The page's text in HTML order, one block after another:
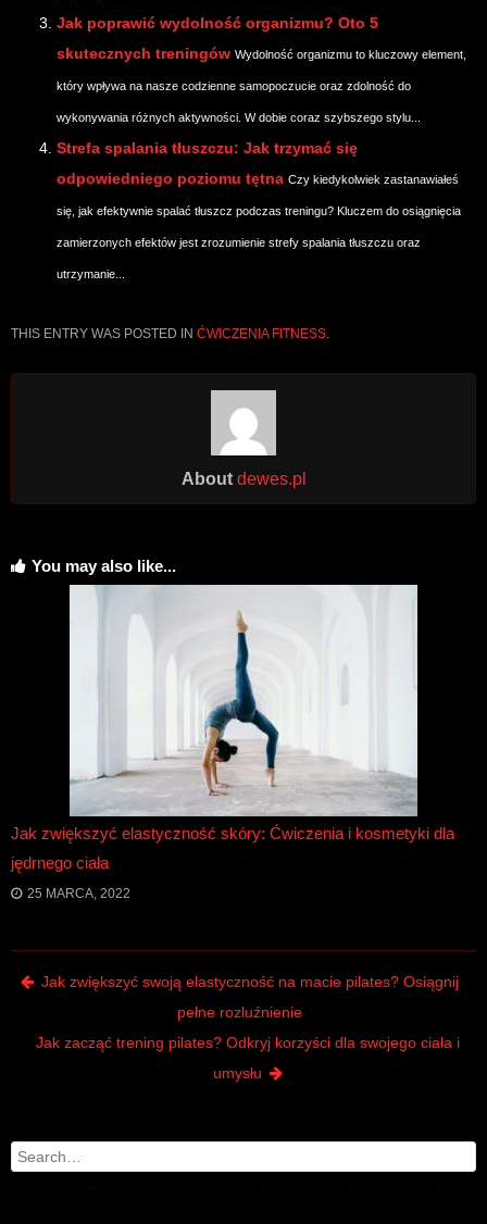
Search
Jak poprawić wydolność organizmu? Oto 5
skutecznych treningów Wydolność organizmu to kluczowy element,
który wpływa na nasze codzienne samopoczucie oraz zdolność do
wykonywania różnych aktywności. W dobie coraz szybszego stylu...
Strefa spalania tłuszczu: Jak trzymać się
odpowiedniego poziomu tętna Czy kiedykolwiek zastanawiałeś
się, jak efektywnie spalać tłuszcz podczas treningu? Kluczem do osiągnięcia
zamierzonych efektów jest zrozumienie strefy spalania tłuszczu oraz
utrzymanie...
THIS ENTRY WAS POSTED IN ĆWICZENIA FITNESS
About dewes.pl
You may also like...
Jak zwiększyć elastyczność skóry: Ćwiczenia i kosmetyki dla
jędrnego ciała
25 MARCA, 2022
Post navigation
Jak zwiększyć swoją elastyczność na macie pilates? Osiągnij
pełne rozluźnienie
Jak zacząć trening pilates? Odkryj korzyści dla swojego ciała i
umysłu